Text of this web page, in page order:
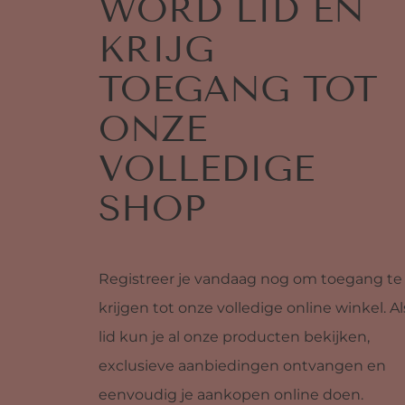
WORD LID EN
KRIJG
TOEGANG TOT
ONZE
VOLLEDIGE
SHOP
Registreer je vandaag nog om toegang te
krijgen tot onze volledige online winkel.
lid kun je al onze producten bekijken,
exclusieve aanbiedingen ontvangen en
eenvoudig je aankopen online doen.